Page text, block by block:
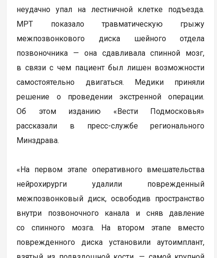
неудачно упал на лестничной клетке подъезда.
МРТ показало травматическую грыжу
межпозвонкового диска шейного отдела
позвоночника — она сдавливала спинной мозг,
в связи с чем пациент был лишен возможности
самостоятельно двигаться. Медики приняли
решение о проведении экстренной операции.
Об этом изданию «Вести Подмосковья»
рассказали в пресс-службе регионального
Минздрава.
«На первом этапе оперативного вмешательства
нейрохирурги удалили поврежденный
межпозвонковый диск, освободив пространство
внутри позвоночного канала и сняв давление
со спинного мозга. На втором этапе вместо
поврежденного диска установили аутоимплант,